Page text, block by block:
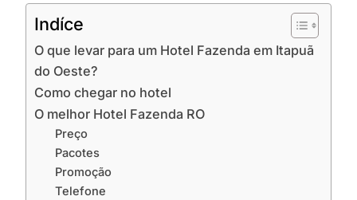
Indíce
O que levar para um Hotel Fazenda em Itapuã
do Oeste?
Como chegar no hotel
O melhor Hotel Fazenda RO
Preço
Pacotes
Promoção
Telefone